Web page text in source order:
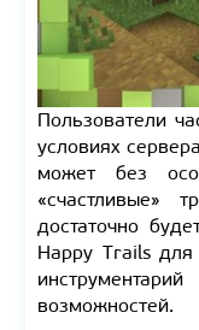
Пользователи
условиях
может без
«счастливые»
достаточно
Happy Trails для
возможностей.